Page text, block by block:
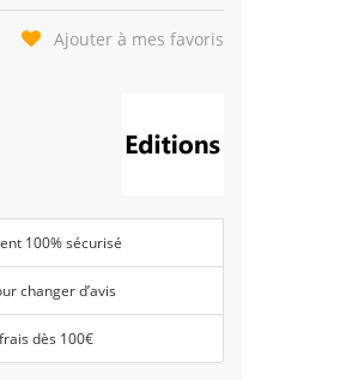
Ajouter à mes favoris
100% sécurisé
changer d’avis
dès 100€